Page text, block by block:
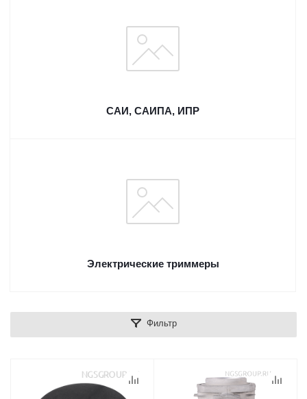
САИ, САИПА, ИПР
Электрические триммеры
Фильтр